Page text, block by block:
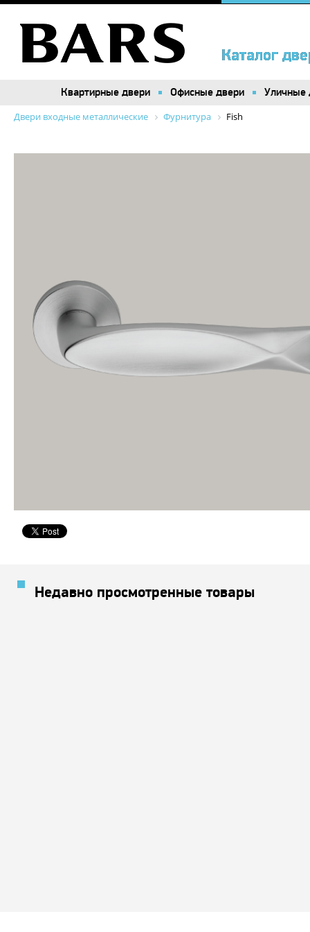
Каталог
Каталог
Квартирные двери Офисные двери Уличные
Квартирные двери Офисные двери Уличные
Двери входные металлические Фурнитура Fish
Недавно просмотренные товары